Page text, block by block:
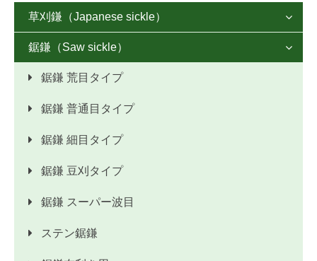
草刈鎌（Japanese sickle） 
アカマック鎌
片刃薄鎌
各種片刃鎌
両刃薄鎌
合鎌
各種合鎌
木鎌
鋸鎌（Saw sickle） 
鋸鎌 荒目タイプ
鋸鎌 普通目タイプ
鋸鎌 細目タイプ
鋸鎌 豆刈タイプ
鋸鎌 スーパー波目
ステン鋸鎌